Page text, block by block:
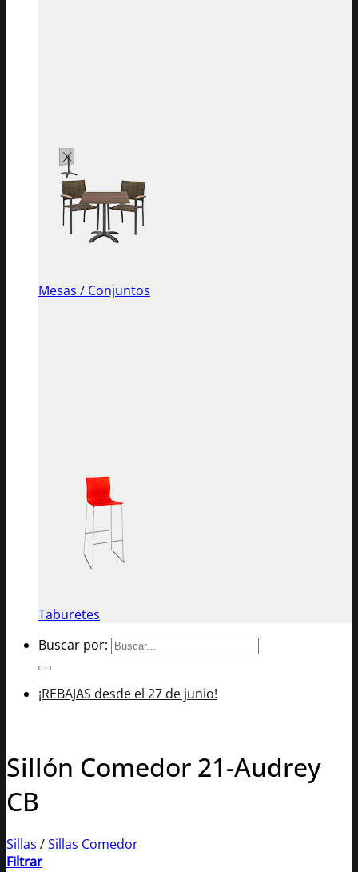
Mesas / Conjuntos
Taburetes
Buscar por:
¡REBAJAS desde el 27 de junio!
Sillón Comedor 21-Audrey
CB
Sillas /Sillas Comedor
Filtrar